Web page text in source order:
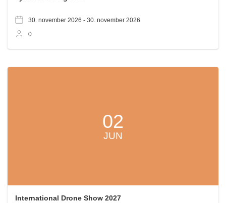
30. november 2026 - 30. november 2026
0
02
JUN
International Drone Show 2027